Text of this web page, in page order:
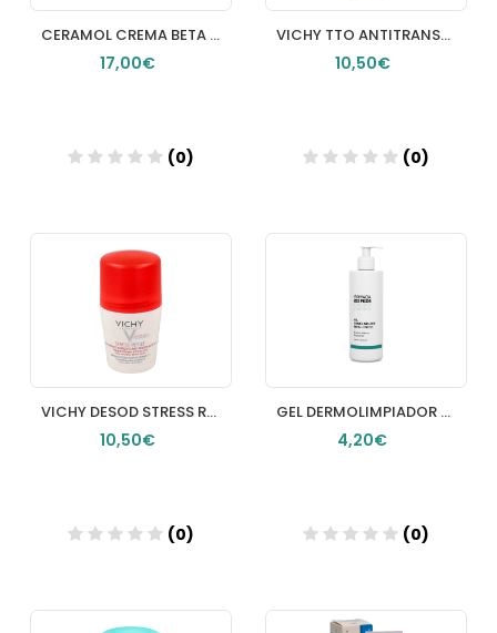
CERAMOL CREMA BETA COMPLEX 1 ENVASE 50 ML
17,00€
(0)
Añadir
VICHY TTO ANTITRANSPIRANTE EFICACIA 48 H ROLLON 50 ML
10,50€
(0)
Añadir
VICHY DESOD STRESS RESIST 50ML
10,50€
(0)
Añadir
GEL DERMOLIMPIADOR BIOMA CONTROL FARMACIA LOS PICOS 20ML
4,20€
(0)
Añadir